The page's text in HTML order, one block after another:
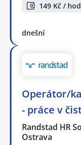
149 Kč / hod
dnešní
Operátor/
- práce v
Randstad HR
Ostrava